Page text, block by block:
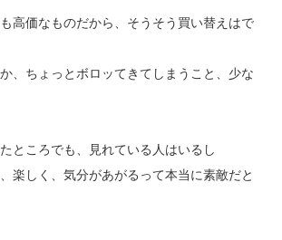
高価なものだから、そうそう買い替えはで
、ちょっとボロッてきてしまうこと、少な
ところでも、見れている人はいるし
楽しく、気分があがるって本当に素敵だと